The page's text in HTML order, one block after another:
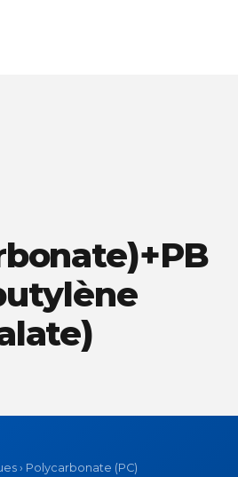
› Polycarbonate (PC)